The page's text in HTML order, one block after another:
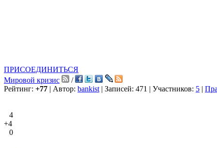
ПРИСОЕДИНИТЬСЯ
Мировой кризис
/
Рейтинг: +77 | Автор: bankist | Записей: 471 | Участников: 5 |
4
+4
0